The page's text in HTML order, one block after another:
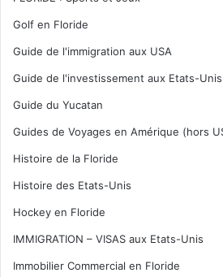
Golf en Floride
Guide de l'immigration aux USA
Guide de l'investissement aux Etats-Unis
Guide du Yucatan
Guides de Voyages en Amérique (hors
Histoire de la Floride
Histoire des Etats-Unis
Hockey en Floride
IMMIGRATION – VISAS aux Etats-Unis
Immobilier Commercial en Floride